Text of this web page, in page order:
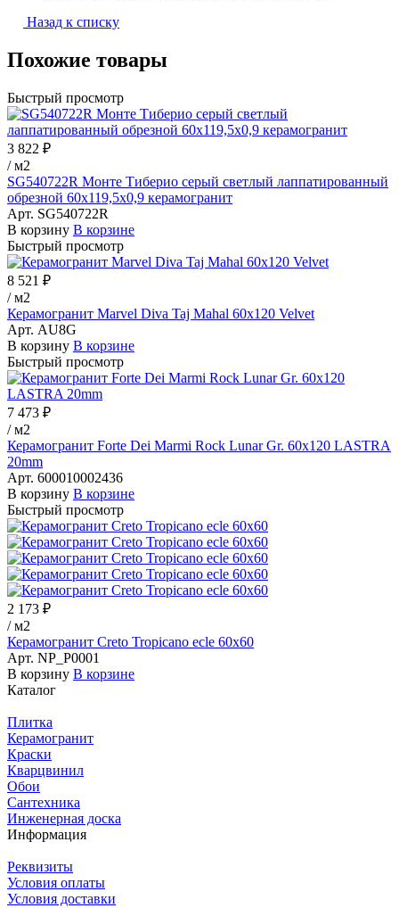
Назад к списку
Похожие товары
Быстрый просмотр
3 822 ₽
/ м2
SG540722R Монте Тиберио серый светлый лаппатированный
обрезной 60x119,5x0,9 керамогранит
Арт. SG540722R
В корзину В корзине
Быстрый просмотр
8 521 ₽
/ м2
Керамогранит Marvel Diva Taj Mahal 60x120 Velvet
Арт. AU8G
В корзину В корзине
Быстрый просмотр
7 473 ₽
/ м2
Керамогранит Forte Dei Marmi Rock Lunar Gr. 60x120 LASTRA
20mm
Арт. 600010002436
В корзину В корзине
Быстрый просмотр
2 173 ₽
/ м2
Керамогранит Creto Tropicano ecle 60х60
Арт. NP_P0001
В корзину В корзине
Каталог
Плитка
Керамогранит
Краски
Кварцвинил
Обои
Сантехника
Инженерная доска
Информация
Реквизиты
Условия оплаты
Условия доставки